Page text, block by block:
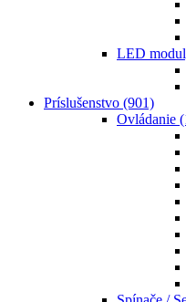
LED
Príslušenstvo (901)
Ovládanie